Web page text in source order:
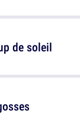
de soleil